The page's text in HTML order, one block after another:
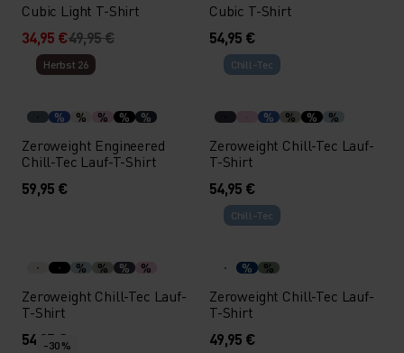
Cubic Light T-Shirt
34,95 €49,95 €
Cubic T-Shirt
54,95 €
Herbst 26
% % % % %
Zeroweight Engineered
Chill-Tec Lauf-T-Shirt
59,95 €
Chill-Tec
% % % %
Zeroweight Chill-Tec Lauf-
T-Shirt
54,95 €
% % % %
Zeroweight Chill-Tec Lauf-
T-Shirt
54,95 €
Chill-Tec
% %
Zeroweight Chill-Tec Lauf-
T-Shirt
49,95 €
-30 %